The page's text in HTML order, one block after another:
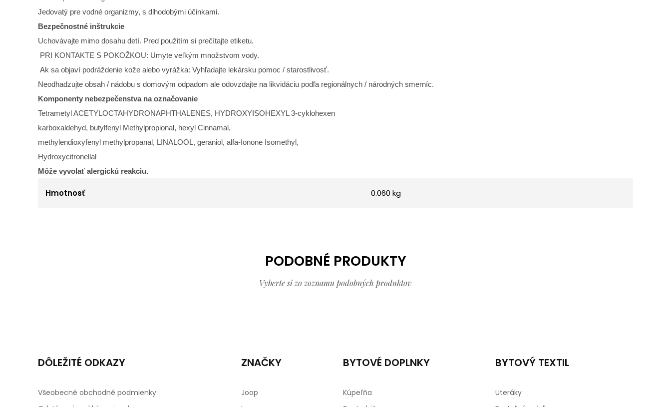
Jedovatý pre vodné organizmy, s dlhodobými účinkami.
Bezpečnostné inštrukcie
Uchovávajte mimo dosahu detí. Pred použitím si prečítajte etiketu.
PRI KONTAKTE S POKOŽKOU: Umyte veľkým množstvom vody.
Ak sa objaví podráždenie kože alebo vyrážka: Vyhľadajte lekársku pomoc / starostlivosť.
Neodhadzujte obsah / nádobu s domovým odpadom ale odovzdajte na likvidáciu podľa regionálnych / národných smerníc.
Komponenty nebezpečenstva na označovanie
Tetrametyl ACETYLOCTAHYDRONAPHTHALENES, HYDROXYISOHEXYL 3-cyklohexen
karboxaldehyd, butylfenyl Methylpropional, hexyl Cinnamal,
methylendioxyfenyl methylpropanal, LINALOOL, geraniol, alfa-Ionone Isomethyl,
Hydroxycitronellal
Môže vyvolať alergickú reakciu.
Hmotnosť 0.060 kg
PODOBNÉ PRODUKTY
Vyberte si zo zoznamu podobných produktov
DÔLEŽITÉ ODKAZY
Všeobecné obchodné podmienky
ZNAČKY
Joop
BYTOVÉ DOPLNKY
Kúpeľňa
BYTOVÝ TEXTIL
Uteráky